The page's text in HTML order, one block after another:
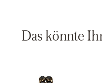
Das könnte